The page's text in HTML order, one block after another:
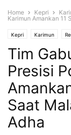
Home Kepri
Karimun Amankan 11
Kepri Karimun
Tim
Presisi
Saat
Adha